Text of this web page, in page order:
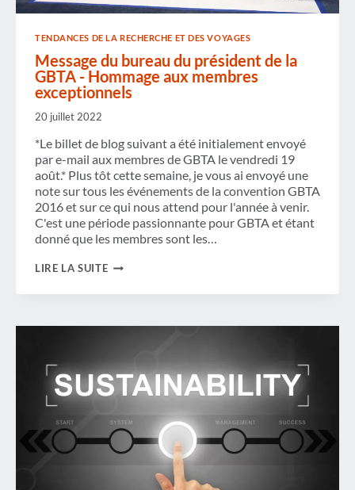
TENDANCES DE LA RECHERCHE ET DES VOYAGES
Message du bureau du président de la
GBTA - Hommage aux membres
exceptionnels
20 juillet 2022
*Le billet de blog suivant a été initialement envoyé
par e-mail aux membres de GBTA le vendredi 19
août.* Plus tôt cette semaine, je vous ai envoyé une
note sur tous les événements de la convention GBTA
2016 et sur ce qui nous attend pour l'année à venir.
C'est une période passionnante pour GBTA et étant
donné que les membres sont les…
LIRE LA SUITEMESSAGE
DE
-
HOMMAGE
AUX
EXCEPTIONNELS